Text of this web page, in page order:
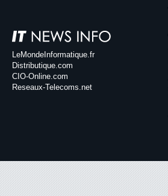
LeMondeInformatique.fr
Distributique.com
CIO-Online.com
Reseaux-Telecoms.net